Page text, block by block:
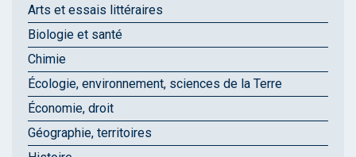
Arts et essais littéraires
Biologie et santé
Chimie
Écologie, environnement, sciences de la Terre
Économie, droit
Géographie, territoires